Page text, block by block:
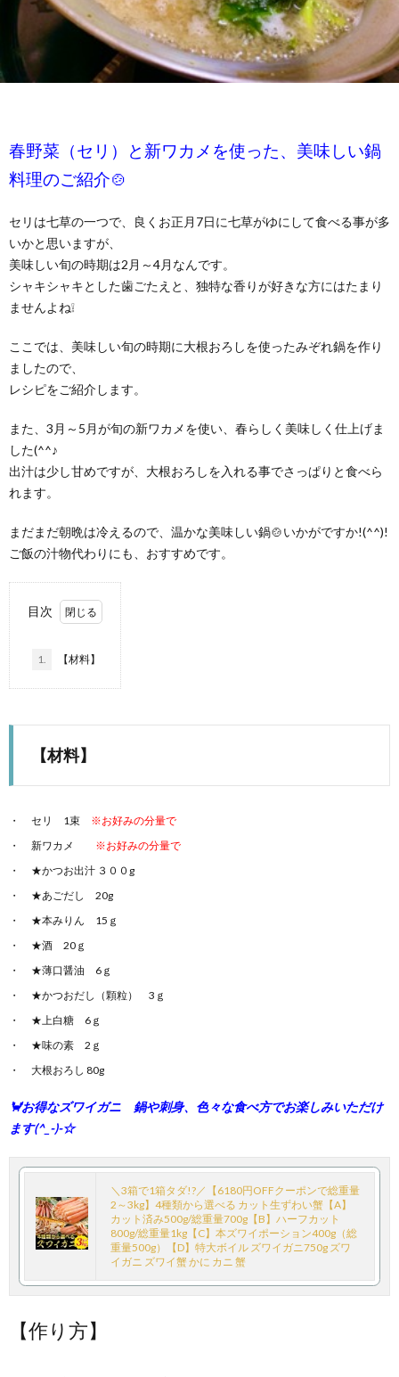
春野菜（セリ）と新ワカメを使った、美味しい鍋
料理のご紹介🍲
セリは七草の一つで、良くお正月7日に七草がゆにして食べる事が多
いかと思いますが、
美味しい旬の時期は2月～4月なんです。
シャキシャキとした歯ごたえと、独特な香りが好きな方にはたまり
ませんよね❕
ここでは、美味しい旬の時期に大根おろしを使ったみぞれ鍋を作り
ましたので、
レシピをご紹介します。
また、3月～5月が旬の新ワカメを使い、春らしく美味しく仕上げま
した(^^♪
出汁は少し甘めですが、大根おろしを入れる事でさっぱりと食べら
れます。
まだまだ朝晩は冷えるので、温かな美味しい鍋🍲いかがですか!(^^)!
ご飯の汁物代わりにも、おすすめです。
目次
1. 【材料】
【材料】
セリ 1束 ※お好みの分量で
新ワカメ ※お好みの分量で
★かつお出汁 ３００g
★あごだし 20g
★本みりん 15ｇ
★酒 20ｇ
★薄口醤油 6ｇ
★かつおだし（顆粒） 3ｇ
★上白糖 6ｇ
★味の素 2ｇ
大根おろし 80g
🦀お得なズワイガニ 鍋や刺身、色々な食べ方でお楽しみいただけ
ます(^_-)-☆
＼3箱で1箱タダ!?／【6180円OFFクーポンで総重量
2～3kg】4種類から選べる カット生ずわい蟹【A】
カット済み500g/総重量700g【B】ハーフカット
800g/総重量1kg【C】本ズワイポーション400g（総
重量500g）【D】特大ボイル ズワイガニ750g ズワ
イガニ ズワイ蟹 かに カニ 蟹
【作り方】